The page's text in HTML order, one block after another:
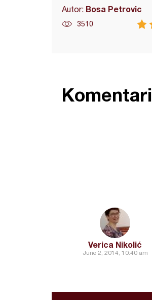
Autor: Bosa Petrovic
3510
Komentari
Verica Nikolić
June 2, 2014, 10:40 am